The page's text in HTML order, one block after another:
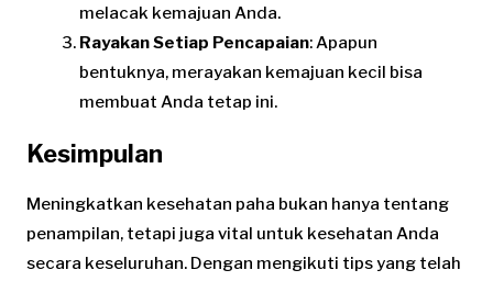
melacak kemajuan Anda.
Rayakan Setiap Pencapaian: Apapun
bentuknya, merayakan kemajuan kecil bisa
membuat Anda tetap ini.
Kesimpulan
Meningkatkan kesehatan paha bukan hanya tentang
penampilan, tetapi juga vital untuk kesehatan Anda
secara keseluruhan. Dengan mengikuti tips yang telah